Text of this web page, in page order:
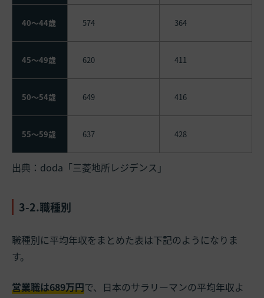
40～44歳 574 364
45～49歳 620 411
50～54歳 649 416
55～59歳 637 428
出典： doda「三菱地所レジデンス」
3-2.職種別
職種別に平均年収をまとめた表は下記のようになりま
す。
営業職は689万円で、日本のサラリーマンの平均年収よ